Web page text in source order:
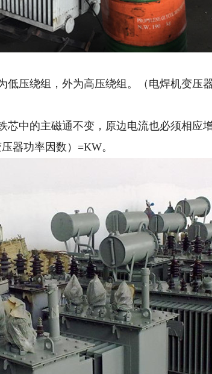
压绕组，外为高压绕组。（电焊机变压
中的主磁通不变，原边电流也必须相应
器功率因数）=KW。